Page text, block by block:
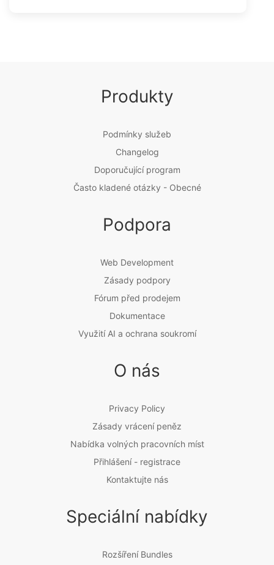
Produkty
Podmínky služeb
Changelog
Doporučující program
Často kladené otázky - Obecné
Podpora
Web Development
Zásady podpory
Fórum před prodejem
Dokumentace
Využití AI a ochrana soukromí
O nás
Privacy Policy
Zásady vrácení peněz
Nabídka volných pracovních míst
Přihlášení - registrace
Kontaktujte nás
Speciální nabídky
Rozšíření Bundles